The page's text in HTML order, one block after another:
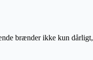
brænder ikke kun dårligt,